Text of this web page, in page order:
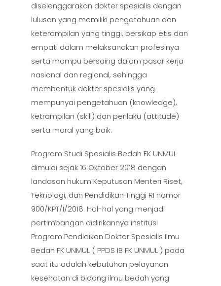
diselenggarakan dokter spesialis dengan
lulusan yang memiliki pengetahuan dan
keterampilan yang tinggi, bersikap etis dan
empati dalam melaksanakan profesinya
serta mampu bersaing dalam pasar kerja
nasional dan regional, sehingga
membentuk dokter spesialis yang
mempunyai pengetahuan (knowledge),
ketrampilan (skill) dan perilaku (attitude)
serta moral yang baik.
Program Studi Spesialis Bedah FK UNMUL
dimulai sejak 16 Oktober 2018 dengan
landasan hukum Keputusan Menteri Riset,
Teknologi, dan Pendidikan Tinggi RI nomor
900/KPT/I/2018. Hal-hal yang menjadi
pertimbangan didirikannya institusi
Program Pendidikan Dokter Spesialis Ilmu
Bedah FK UNMUL ( PPDS IB FK UNMUL ) pada
saat itu adalah kebutuhan pelayanan
kesehatan di bidang ilmu bedah yang